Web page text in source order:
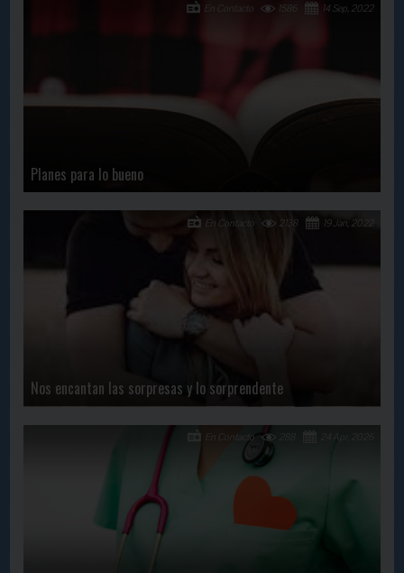
Planes para lo bueno
14 Sep, 2022
1586
En Contacto
Nos encantan las sorpresas y lo sorprendente
19 Jan, 2022
2138
En Contacto
24 Apr, 2026
288
En Contacto